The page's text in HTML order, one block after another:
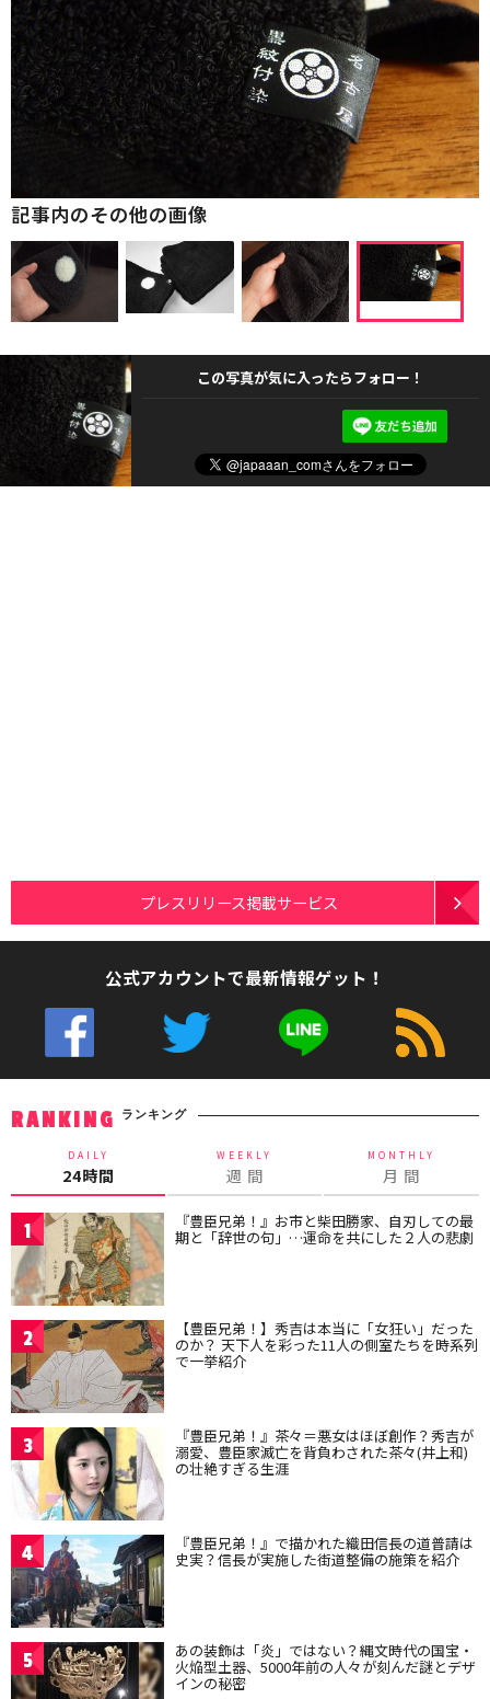
記事内のその他の画像
この写真が気に入ったらフォロー！
プレスリリース掲載サービス
公式アカウントで最新情報ゲット！
RANKING ランキング
DAILY
24時間
WEEKLY
週 間
MONTHLY
月 間
1 『豊臣兄弟！』お市と柴田勝家、自刃しての最
期と「辞世の句」…運命を共にした２人の悲劇
2 【豊臣兄弟！】秀吉は本当に「女狂い」だった
のか？ 天下人を彩った11人の側室たちを時系列
で一挙紹介
3 『豊臣兄弟！』茶々＝悪女はほぼ創作？秀吉が
溺愛、豊臣家滅亡を背負わされた茶々(井上和)
の壮絶すぎる生涯
4 『豊臣兄弟！』で描かれた織田信長の道普請は
史実？信長が実施した街道整備の施策を紹介
5 あの装飾は「炎」ではない？縄文時代の国宝・
火焔型土器、5000年前の人々が刻んだ謎とデザ
インの秘密